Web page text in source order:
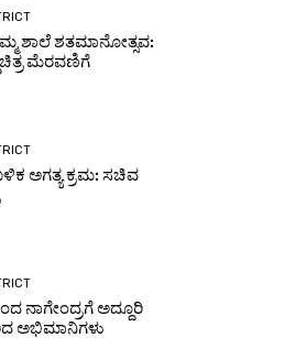
ಶಾಲೆ ಶತಮಾನೋತ್ಸವ:
ಮೆರವಣಿಗೆ
ಅಗತ್ಯ ಕ್ರಮ: ಸಚಿವ
ನಾಗೇಂದ್ರಗೆ ಅದ್ದೂರಿ
ಅಭಿಮಾನಿಗಳು